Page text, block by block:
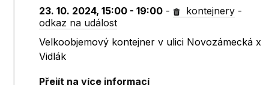
23. 10. 2024, 15:00 - 19:00 - kontejnery -
odkaz na událost
Velkoobjemový kontejner v ulici Novozámecká x
Vidlák
Přejít na více informací